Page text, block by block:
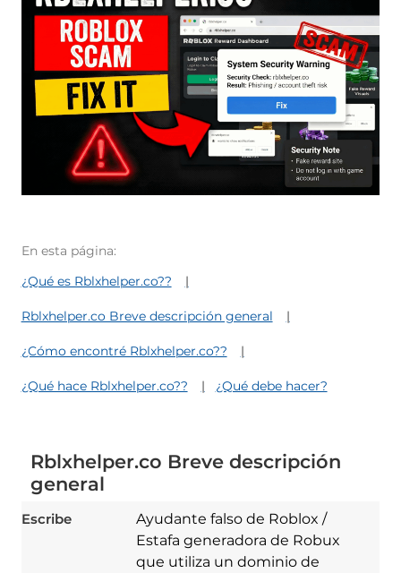
En esta página:
¿Qué es Rblxhelper.co??
Rblxhelper.co Breve descripción general
¿Cómo encontré Rblxhelper.co??
¿Qué hace Rblxhelper.co?? ¿Qué debe hacer?
Rblxhelper.co Breve descripción
general
Escribe
Ayudante falso de Roblox /
Estafa generadora de Robux
que utiliza un dominio de